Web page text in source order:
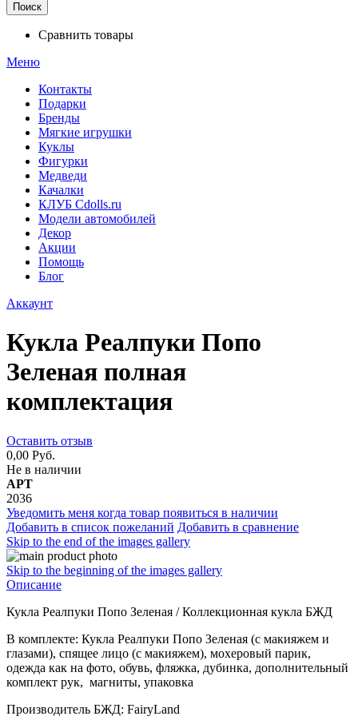
Поиск
Сравнить товары
Меню
Контакты
Подарки
Бренды
Мягкие игрушки
Куклы
Фигурки
Медведи
Качалки
КЛУБ Cdolls.ru
Модели автомобилей
Декор
Акции
Помощь
Блог
Аккаунт
Кукла Реалпуки Попо
Зеленая полная
комплектация
Оставить отзыв
0,00 Руб.
Не в наличии
АРТ
2036
Уведомить меня когда товар появиться в наличии
Добавить в список пожеланий Добавить в сравнение
Skip to the end of the images gallery
Skip to the beginning of the images gallery
Описание
Кукла Реалпуки Попо Зеленая / Коллекционная кукла БЖД
В комплекте: Кукла Реалпуки Попо Зеленая (с макияжем и
глазами), спящее лицо (с макияжем), мохеровый парик,
одежда как на фото, обувь, фляжка, дубинка, дополнительный
комплект рук, магниты, упаковка
Производитель БЖД: FairyLand